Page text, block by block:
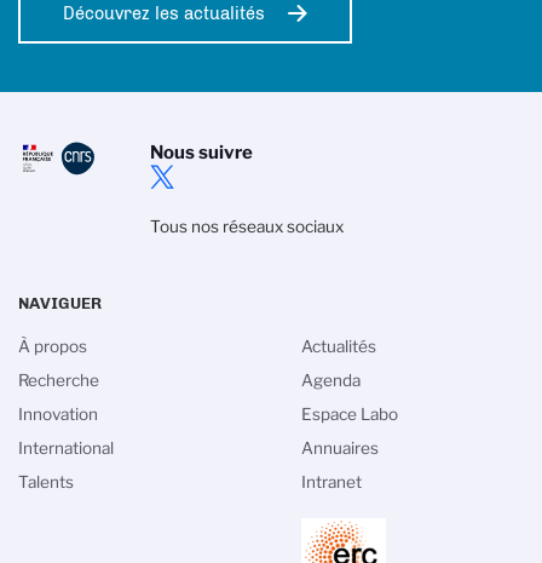
Découvrez les actualités
Nous suivre
Tous nos réseaux sociaux
NAVIGUER
À propos
Recherche
Innovation
International
Talents
Actualités
Agenda
Espace Labo
Annuaires
Intranet